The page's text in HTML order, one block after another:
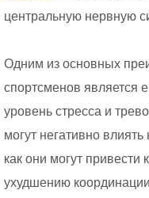
центральную нервную
Одним из основных
спортсменов является
уровень стресса и
могут негативно
как они могут
ухудшению